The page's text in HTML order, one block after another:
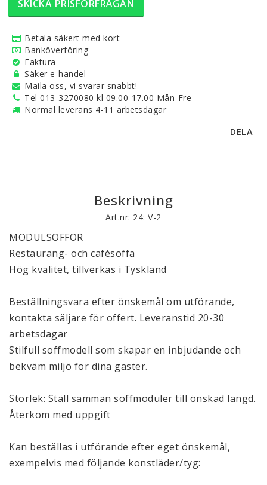
SKICKA PRISFÖRFRÅGAN
Betala säkert med kort
Banköverföring
Faktura
Säker e-handel
Maila oss, vi svarar snabbt!
Tel 013-3270080 kl 09.00-17.00 Mån-Fre
Normal leverans 4-11 arbetsdagar
DELA
Beskrivning
Art.nr: 24: V-2
MODULSOFFOR
Restaurang- och cafésoffa
Hög kvalitet, tillverkas i Tyskland
Beställningsvara efter önskemål om utförande,
kontakta säljare för offert. Leveranstid 20-30
arbetsdagar
Stilfull soffmodell som skapar en inbjudande och
bekväm miljö för dina gäster.
Storlek: Ställ samman soffmoduler till önskad längd.
Återkom med uppgift
Kan beställas i utförande efter eget önskemål,
exempelvis med följande konstläder/tyg: